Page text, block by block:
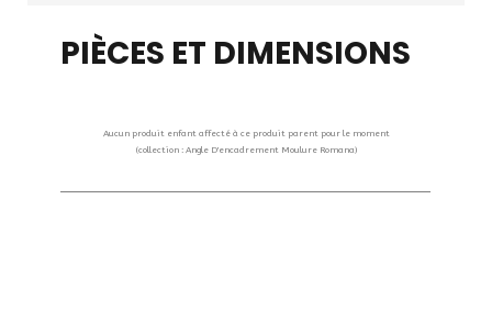
PIÈCES ET DIMENSIONS
Aucun produit enfant affecté à ce produit parent pour le moment
(collection : Angle D'encadrement Moulure Romana)